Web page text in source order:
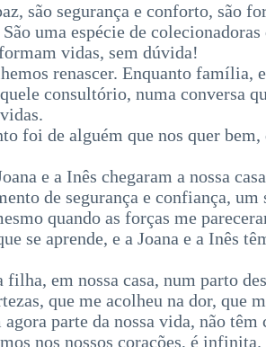
são segurança e conforto, são
uma espécie de
vidas, sem dúvida!
renascer. Enquanto
consultório, numa conversa
foi de alguém que nos quer
e a Inês chegaram a nossa
de segurança e confiança,
quando as forças me
se aprende, e a Joana e a Inês
filha, em nossa casa, num parto
que me acolheu na dor, que
agora parte da nossa vida, não
nos nossos corações, é infinita.